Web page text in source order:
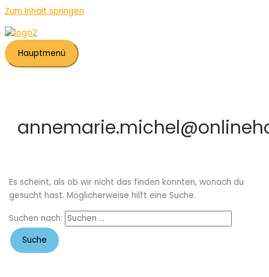
Zum Inhalt springen
Hauptmenü
Es scheint, als ob wir nicht das finden konnten, wonach du
gesucht hast. Möglicherweise hilft eine Suche.
Suchen nach: